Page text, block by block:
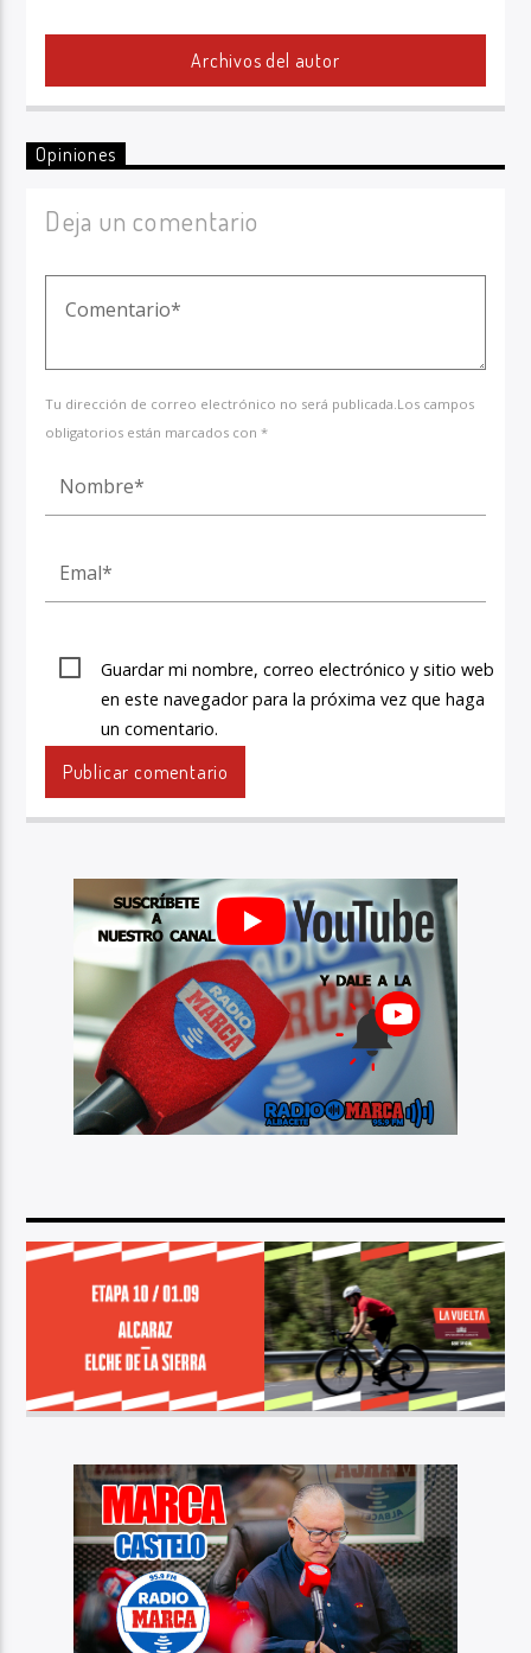
Archivos del autor
Opiniones
Deja un comentario
Tu dirección de correo electrónico no será publicada.Los campos
obligatorios están marcados con *
Guardar mi nombre, correo electrónico y sitio web
en este navegador para la próxima vez que haga
un comentario.